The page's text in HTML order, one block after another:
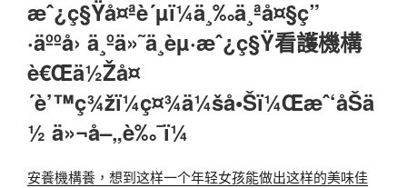
於
æˆ¿ç§Ÿå¤ªè´µï¼ä¸‰ä¸ªå¤§ç”
·äººå› ä¸ºä»˜ä¸èµ·æˆ¿ç§Ÿ看護機構
è€Œä½Žå¤
´è’™ç¾žï¼ç¤¾ä¼šå•Šï¼Œæˆ‘åŠä
½ ä»¬å–„è‰¯ï¼
安養機構養，想到这样一个年轻女孩能做出这样的美味佳